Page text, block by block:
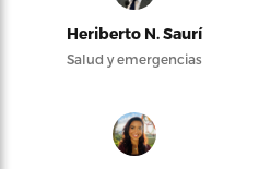
Heriberto N. Saurí
Salud y emergencias